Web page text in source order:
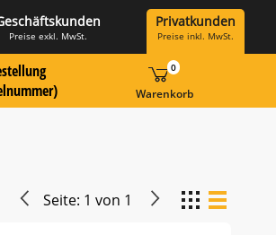
Preise exkl. MwSt.
Privatkunden
Preise inkl. MwSt.
Warenkorb
0
Seite: 1 von 1